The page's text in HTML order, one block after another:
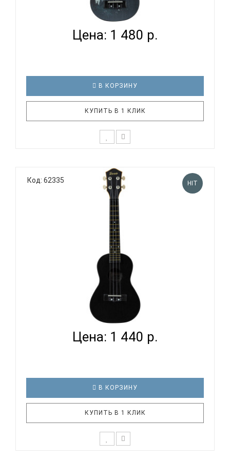
Цена: 1 480 р.
В КОРЗИНУ
КУПИТЬ В 1 КЛИК
рисунком - вампир. Красивая черная укулеле, на
которой изображен загадочный парень с
белокурыми волосами, и его верный спутник -
черный ворон. Ворон - одна из самых мистических
птиц. С этой птицей связан..
Код: 62335 HIT
TERRIS PLUC-23 BK - УКУЛЕЛЕ КОНЦЕРТ
Цена: 1 440 р.
В КОРЗИНУ
КУПИТЬ В 1 КЛИК